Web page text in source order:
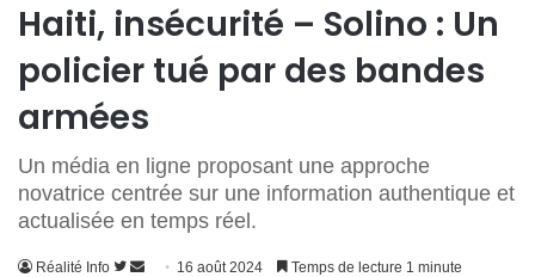
Haiti, insécurité – Solino : Un
policier tué par des bandes
armées
Un média en ligne proposant une approche
novatrice centrée sur une information authentique et
actualisée en temps réel.
Réalité Info
Suivre
Envoyer16 août 2024 Temps de lecture 1 minute